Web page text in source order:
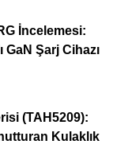
İncelemesi:
GaN Şarj Cihazı
(TAH5209):
Kulaklık